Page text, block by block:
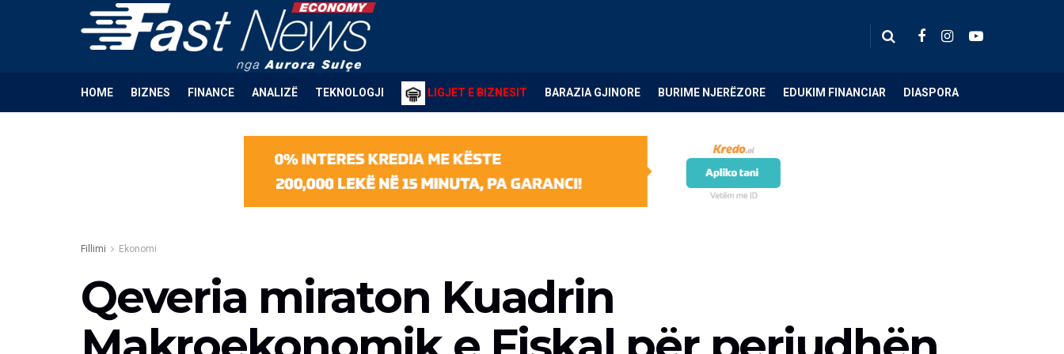
HOME BIZNES FINANCE ANALIZË TEKNOLOGJI LIGJET E BIZNESIT BARAZIA GJINORE BURIME NJERËZORE EDUKIM FINANCIAR DIASPORA
Fillimi Ekonomi
Qeveria miraton Kuadrin